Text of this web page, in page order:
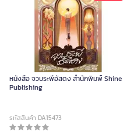
หนังสือ จวบระพีอัสดง สำนักพิมพ์ Shine
Publishing
รหัสสินค้า DA15473